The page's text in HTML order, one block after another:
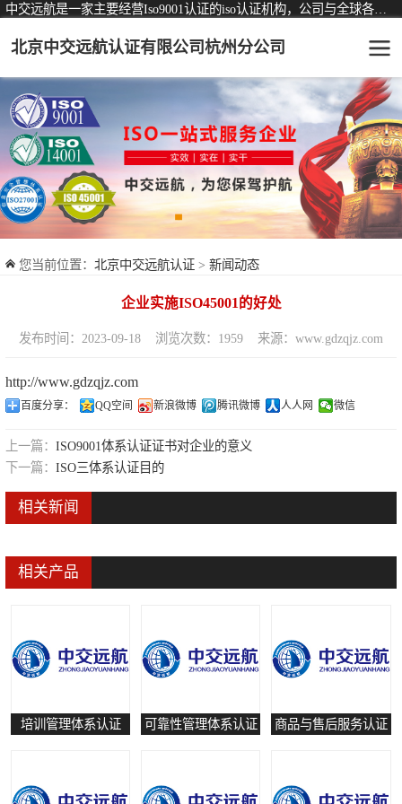
北京中交远航认证有限公司杭州分公司
您当前位置： 北京中交远航认证 > 新闻动态
企业实施ISO45001的好处
发布时间：2023-09-18 浏览次数：1959 来源：www.gdzqjz.com
http://www.gdzqjz.com
百度分享： QQ空间 新浪微博 腾讯微博 人人网 微信
上一篇： ISO9001体系认证证书对企业的意义
下一篇： ISO三体系认证目的
相关新闻
相关产品
培训管理体系认证 可靠性管理体系认证 商品与售后服务认证
认证服务 可从事认证业务一览表
ISO9001质量管理体系认证
ISO14001环境管理体系认证
ISO45001职业健康安全管理体系认证
交通运输服务认证
ISO27001信息安全管理体系认证